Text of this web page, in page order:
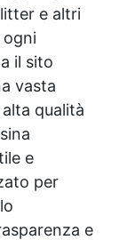
e altri
ogni
il sito
vasta
qualità
e
per
e